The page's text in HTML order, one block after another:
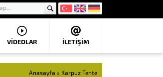
VIDEOLAR İLETİŞİM
Anasayfa » Karpuz Tente